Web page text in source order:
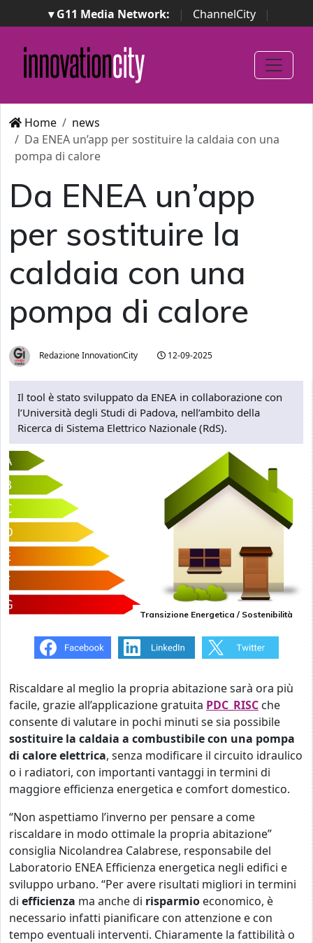
▾ G11 Media Network: | ChannelCity
|
ImpresaCity | SecurityOpenLab | Italian Channel
Awards
Italian Project Awards
Italian Security
Awards
Home
news
Da ENEA un’app per sostituire la caldaia con una
pompa di calore
Da ENEA un’app
per sostituire la
caldaia con una
pompa di calore
Redazione InnovationCity 12-09-2025
Il tool è stato sviluppato da ENEA in collaborazione con
l’Università degli Studi di Padova, nell’ambito della
Ricerca di Sistema Elettrico Nazionale (RdS).
Transizione Energetica / Sostenibilità
Riscaldare al meglio la propria abitazione sarà ora più
facile, grazie all’applicazione gratuita PDC_RISC che
consente di valutare in pochi minuti se sia possibile
sostituire la caldaia a combustibile con una pompa
di calore elettrica, senza modificare il circuito idraulico
o i radiatori, con importanti vantaggi in termini di
maggiore efficienza energetica e comfort domestico.
“Non aspettiamo l’inverno per pensare a come
riscaldare in modo ottimale la propria abitazione”
consiglia Nicolandrea Calabrese, responsabile del
Laboratorio ENEA Efficienza energetica negli edifici e
sviluppo urbano. “Per avere risultati migliori in termini
di efficienza ma anche di risparmio economico, è
necessario infatti pianificare con attenzione e con
tempo eventuali interventi. Chiaramente la fattibilità o